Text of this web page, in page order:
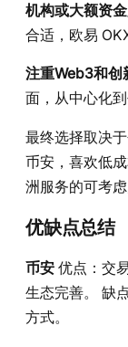
机构或大额资
合适，欧易
注重Web3和创
面，从中心化
最终选择取决
币安，喜欢低
洲服务的可考虑
优缺点总结
币安 优点：交
生态完善。 缺
方式。